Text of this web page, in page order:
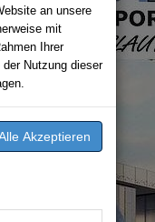
an unsere
mit
Ihrer
Nutzung dieser